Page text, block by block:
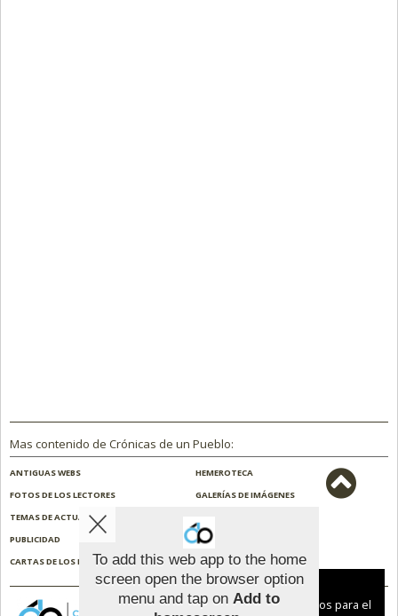
Mas contenido de Crónicas de un Pueblo:
ANTIGUAS WEBS
HEMEROTECA
FOTOS DE LOS LECTORES
GALERÍAS DE IMÁGENES
TEMAS DE ACTUALIDAD
PUBLICIDAD
CONTACTO
CARTAS DE LOS LECTORES
ENCUESTAS
To add this web app to the home
screen open the browser option
menu and tap on Add to
Aviso sobre el Uso de cookies:
Utilizamos cookies nuestras y de terceros para el